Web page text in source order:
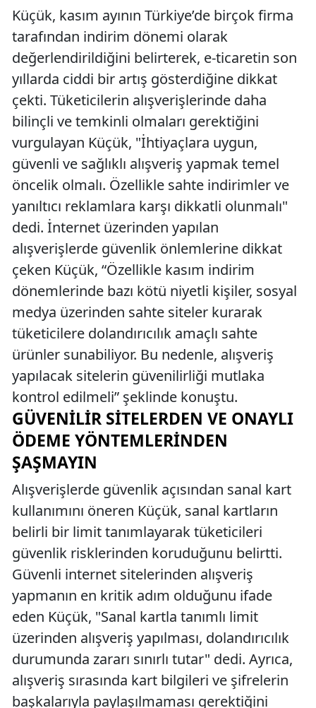
Küçük, kasım ayının Türkiye’de birçok firma
tarafından indirim dönemi olarak
değerlendirildiğini belirterek, e-ticaretin son
yıllarda ciddi bir artış gösterdiğine dikkat
çekti. Tüketicilerin alışverişlerinde daha
bilinçli ve temkinli olmaları gerektiğini
vurgulayan Küçük, "İhtiyaçlara uygun,
güvenli ve sağlıklı alışveriş yapmak temel
öncelik olmalı. Özellikle sahte indirimler ve
yanıltıcı reklamlara karşı dikkatli olunmalı"
dedi. İnternet üzerinden yapılan
alışverişlerde güvenlik önlemlerine dikkat
çeken Küçük, “Özellikle kasım indirim
dönemlerinde bazı kötü niyetli kişiler, sosyal
medya üzerinden sahte siteler kurarak
tüketicilere dolandırıcılık amaçlı sahte
ürünler sunabiliyor. Bu nedenle, alışveriş
yapılacak sitelerin güvenilirliği mutlaka
kontrol edilmeli” şeklinde konuştu.
GÜVENILIR SITELERDEN VE ONAYLI
ÖDEME YÖNTEMLERINDEN
ŞAŞMAYIN
Alışverişlerde güvenlik açısından sanal kart
kullanımını öneren Küçük, sanal kartların
belirli bir limit tanımlayarak tüketicileri
güvenlik risklerinden koruduğunu belirtti.
Güvenli internet sitelerinden alışveriş
yapmanın en kritik adım olduğunu ifade
eden Küçük, "Sanal kartla tanımlı limit
üzerinden alışveriş yapılması, dolandırıcılık
durumunda zararı sınırlı tutar" dedi. Ayrıca,
alışveriş sırasında kart bilgileri ve şifrelerin
başkalarıyla paylaşılmaması gerektiğini